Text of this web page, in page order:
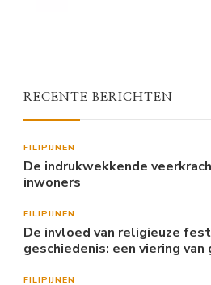
RECENTE BERICHTEN
FILIPIJNEN
De indrukwekkende
inwoners
FILIPIJNEN
De invloed van religieuze
geschiedenis: een viering
FILIPIJNEN